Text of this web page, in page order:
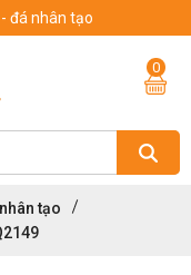
đá nhân tạo
0
tạo